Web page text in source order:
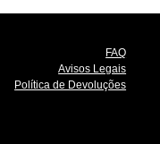
FAQ
Avisos Legais
Política de Devoluções